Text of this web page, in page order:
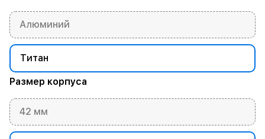
Алюминий
Титан
Размер корпуса
42 мм